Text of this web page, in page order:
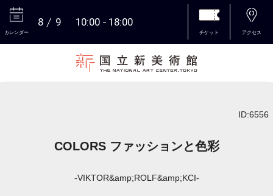
カレンダー
8 9 10:00 18:00
チケット アクセス
ID:6556
COLORS ファッションと色彩
-VIKTOR&amp;ROLF&amp;KCI-